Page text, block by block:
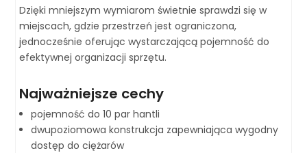
Dzięki mniejszym wymiarom świetnie sprawdzi się w
miejscach, gdzie przestrzeń jest ograniczona,
jednocześnie oferując wystarczającą pojemność do
efektywnej organizacji sprzętu.
Najważniejsze cechy
pojemność do 10 par hantli
dwupoziomowa konstrukcja zapewniająca wygodny
dostęp do ciężarów